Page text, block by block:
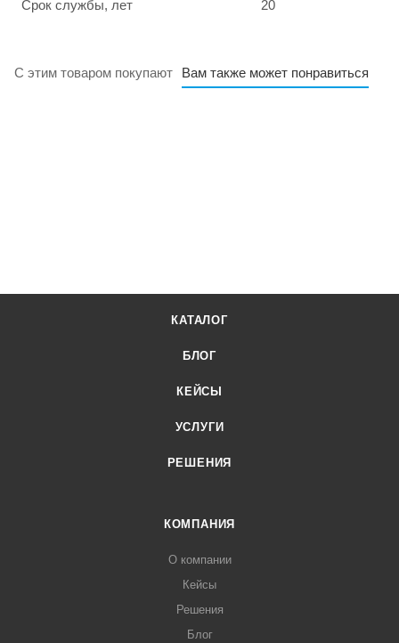
Срок службы, лет 20
С этим товаром покупают Вам также может понравиться
КАТАЛОГ
БЛОГ
КЕЙСЫ
УСЛУГИ
РЕШЕНИЯ
КОМПАНИЯ
О компании
Кейсы
Решения
Блог